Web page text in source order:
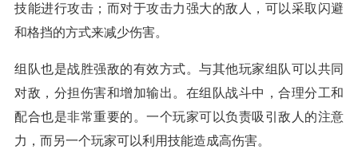
技能进行攻击；而对于攻击力强大的敌人，可以采取闪避
和格挡的方式来减少伤害。
组队也是战胜强敌的有效方式。与其他玩家组队可以共同
对敌，分担伤害和增加输出。在组队战斗中，合理分工和
配合也是非常重要的。一个玩家可以负责吸引敌人的注意
力，而另一个玩家可以利用技能造成高伤害。